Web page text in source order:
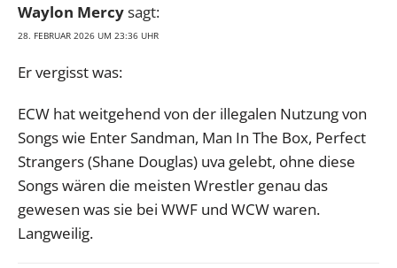
Waylon Mercysagt:
28. FEBRUAR 2026 UM 23:36 UHR
Er vergisst was:
ECW hat weitgehend von der illegalen Nutzung von
Songs wie Enter Sandman, Man In The Box, Perfect
Strangers (Shane Douglas) uva gelebt, ohne diese
Songs wären die meisten Wrestler genau das
gewesen was sie bei WWF und WCW waren.
Langweilig.